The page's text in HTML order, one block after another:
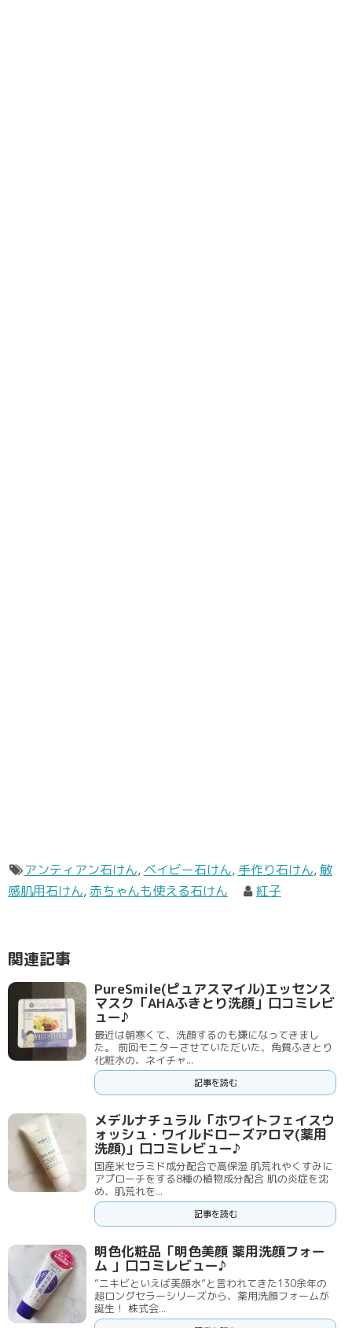
アンティアン石けん, ベイビー石けん, 手作り石けん,敏
感肌用石けん, 赤ちゃんも使える石けん 紅子
関連記事
PureSmile(ピュアスマイル)エッセンス
マスク「AHAふきとり洗顔」口コミレビ
ュー♪
最近は朝寒くて、洗顔するのも嫌になってきまし
た。 前回モニターさせていただいた、角質ふきとり
化粧水の、ネイチャ...
記事を読む
メデルナチュラル「ホワイトフェイスウ
ォッシュ・ワイルドローズアロマ(薬用
洗顔)」口コミレビュー♪
国産米セラミド成分配合で高保湿 肌荒れやくすみに
アプローチをする8種の植物成分配合 肌の炎症を沈
め、肌荒れを...
記事を読む
明色化粧品「明色美顔 薬用洗顔フォー
ム 」口コミレビュー♪
”ニキビといえば美顔水”と言われてきた130余年の
超ロングセラーシリーズから、薬用洗顔フォームが
誕生！ 株式会...